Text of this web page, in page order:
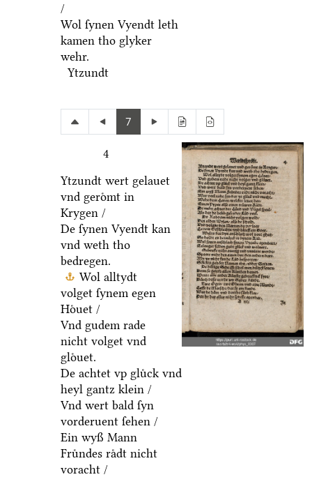
/
Wol ſynen Vyendt leth
kamen tho glyker
wehr.
Ytzundt
7
4
Ytzundt wert gelauet
vnd geroͤmt in
Krygen /
De ſynen Vyendt kan
vnd weth tho
bedregen.
Wol alltydt
volget ſynem egen
Hoͤuet /
Vnd gudem rade
nicht volget vnd
gloͤuet.
De achtet vp gluͤck vnd
heyl gantz klein /
Vnd wert bald ſyn
vorderuent ſehen /
Ein wyß Mann
Fruͤndes raͤdt nicht
voracht /